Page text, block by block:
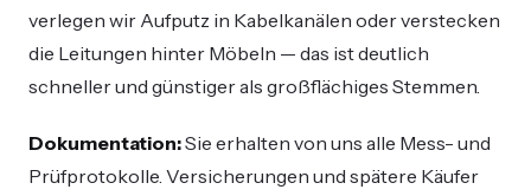
verlegen wir Aufputz in Kabelkanälen oder verstecken
die Leitungen hinter Möbeln — das ist deutlich
schneller und günstiger als großflächiges Stemmen.
Dokumentation:Sie erhalten von uns alle Mess- und
Prüfprotokolle. Versicherungen und spätere Käufer